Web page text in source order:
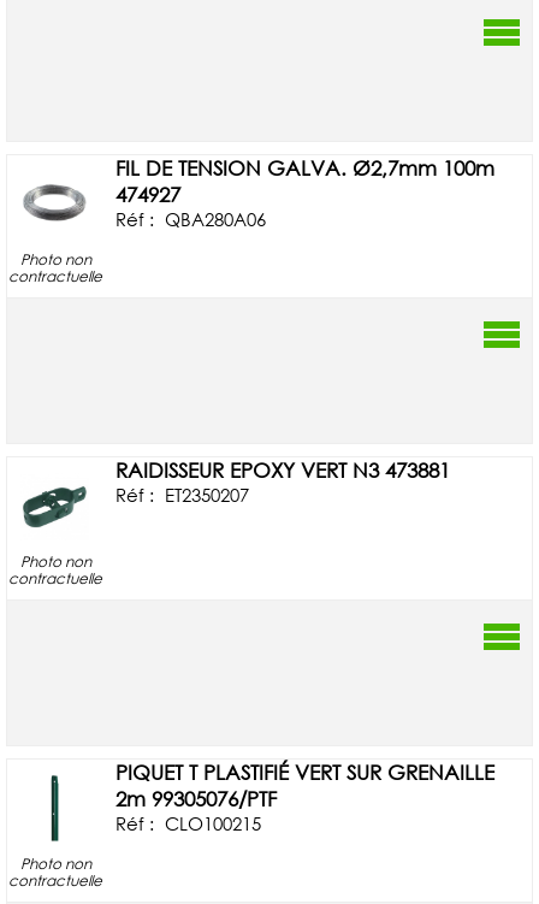
Photo non
contractuelle
FIL DE TENSION GALVA. Ø2,7mm 100m
474927
Réf : QBA280A06
Photo non
contractuelle
RAIDISSEUR EPOXY VERT N3 473881
Réf : ET2350207
Photo non
contractuelle
PIQUET T PLASTIFIÉ VERT SUR GRENAILLE
2m 99305076/PTF
Réf : CLO100215